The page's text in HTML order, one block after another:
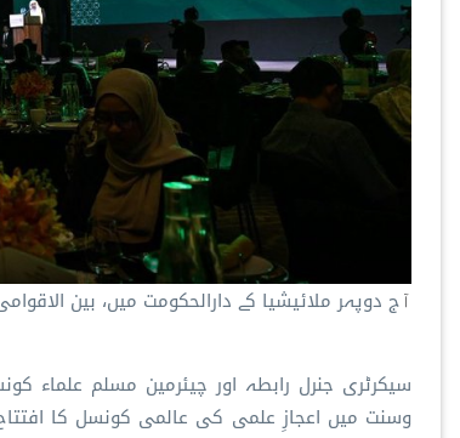
آ ج دوپہر ملائیشیا کے دارالحکومت میں، بین
سیکرٹری جنرل رابطہ اور چیئرمین مسلم علماء
وسنت میں اعجازِ علمی کی عالمی کونسل کا افتتاح